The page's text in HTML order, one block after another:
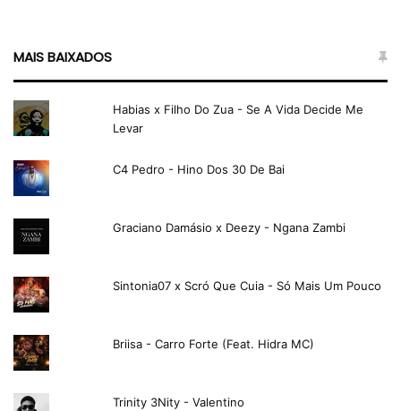
MAIS BAIXADOS
Habias x Filho Do Zua - Se A Vida Decide Me
Levar
C4 Pedro - Hino Dos 30 De Bai
Graciano Damásio x Deezy - Ngana Zambi
Sintonia07 x Scró Que Cuia - Só Mais Um Pouco
Briisa - Carro Forte (Feat. Hidra MC)
Trinity 3Nity - Valentino